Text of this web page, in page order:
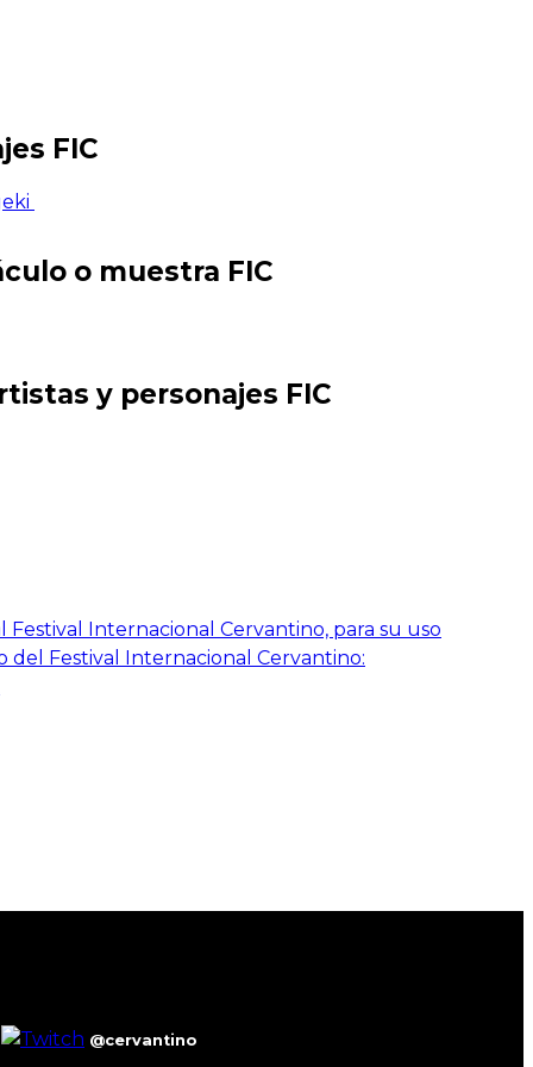
FIC
o muestra FIC
y personajes FIC
Internacional Cervantino, para su uso
del Festival Internacional Cervantino:
@cervantino